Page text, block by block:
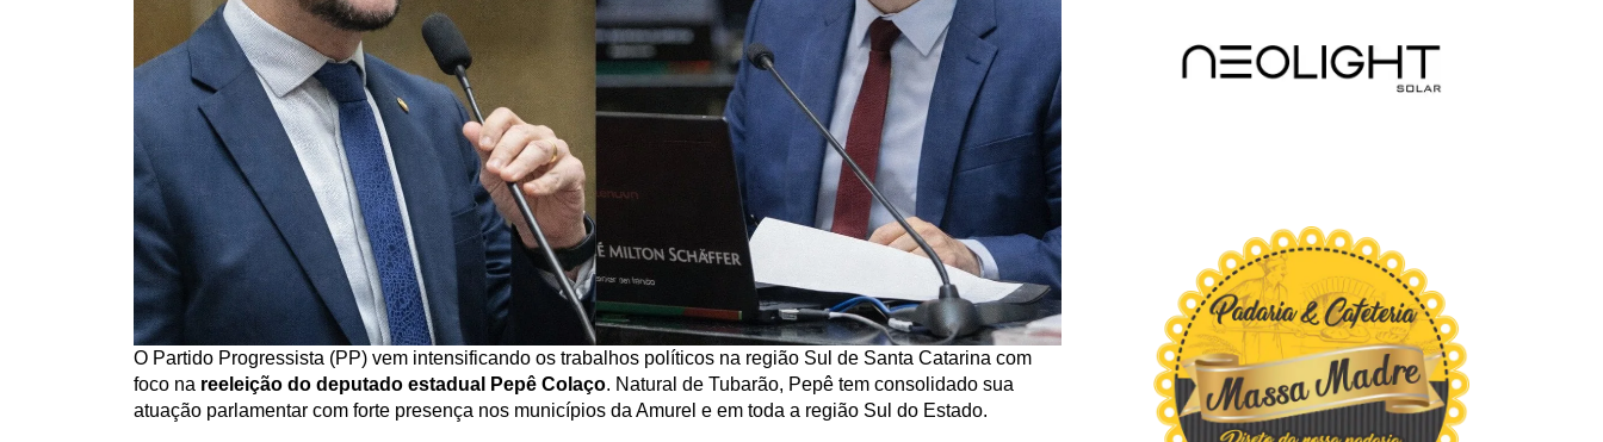
O Partido Progressista (PP) vem intensificando os trabalhos políticos na região Sul de Santa Catarina com
foco na reeleição do deputado estadual Pepê Colaço. Natural de Tubarão, Pepê tem consolidado sua
atuação parlamentar com forte presença nos municípios da Amurel e em toda a região Sul do Estado.